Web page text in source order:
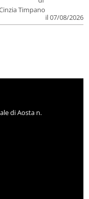
Timpano
il 07/08/2026
di Aosta n.